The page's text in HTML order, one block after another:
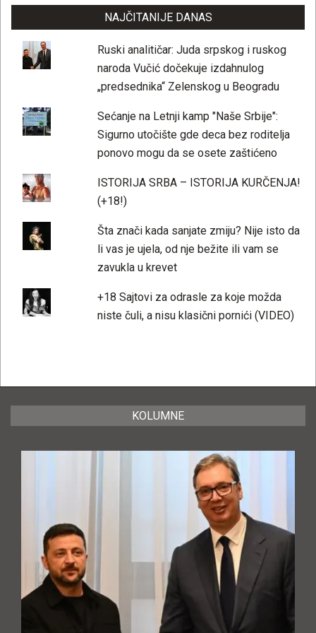
NAJČITANIJE DANAS
Ruski analitičar: Juda srpskog i ruskog
naroda Vučić dočekuje izdahnulog
„predsednika“ Zelenskog u Beogradu
Sećanje na Letnji kamp "Naše Srbije":
Sigurno utočište gde deca bez roditelja
ponovo mogu da se osete zaštićeno
ISTORIJA SRBA – ISTORIJA KURČENJA!
(+18!)
Šta znači kada sanjate zmiju? Nije isto da
li vas je ujela, od nje bežite ili vam se
zavukla u krevet
+18 Sajtovi za odrasle za koje možda
niste čuli, a nisu klasični pornići (VIDEO)
KOLUMNE